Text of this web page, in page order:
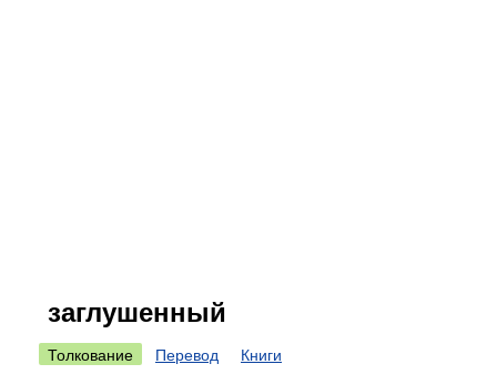
заглушенный
Толкование Перевод Книги